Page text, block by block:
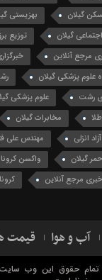
گیلان
بهزیستی
گیلان
توزیع
مرجع آنلاین
علوم پزشکی گیلان
رشت
علوم پزشکی
مخابرات گیلان
انزلی
مهندس علی
گیلان
واکسن کرونا
خبری مرجع آنلاین
کرونا
آب و هوا قیمت
تمام حقوق این وب سایت